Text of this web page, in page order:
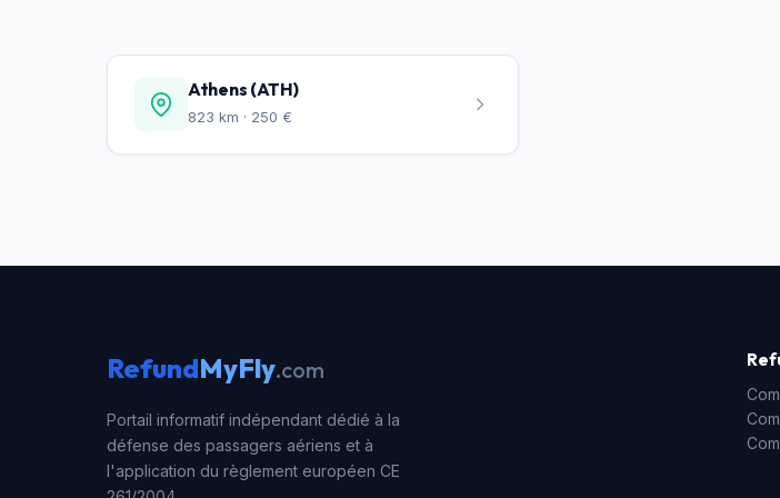
Athens (ATH)
823 km · 250 €
RefundMyFly.com
Portail informatif indépendant dédié à la
défense des passagers aériens et à
l'application du règlement européen CE